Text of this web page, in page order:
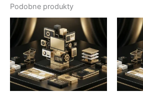
Podobne produkty